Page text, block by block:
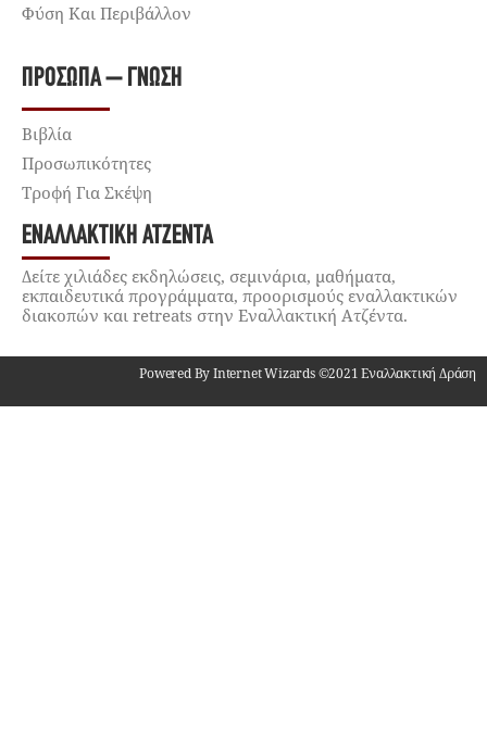
Φύση Και Περιβάλλον
ΠΡΌΣΩΠΑ – ΓΝΏΣΗ
Βιβλία
Προσωπικότητες
Τροφή Για Σκέψη
ΕΝΑΛΛΑΚΤΙΚΉ ΑΤΖΈΝΤΑ
Δείτε χιλιάδες εκδηλώσεις, σεμινάρια, μαθήματα,
εκπαιδευτικά προγράμματα, προορισμούς εναλλακτικών
διακοπών και retreats στην Εναλλακτική Ατζέντα.
Powered By Internet Wizards ©2021 Εναλλακτική Δράση